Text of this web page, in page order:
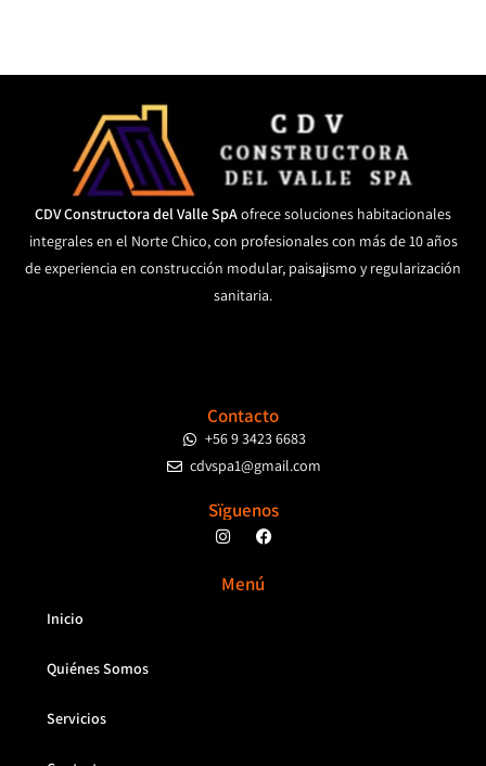
CDV Constructora del Valle SpAofrece soluciones habitacionales
integrales en el Norte Chico, con profesionales con más de 10 años
de experiencia en construcción modular, paisajismo y regularización
sanitaria.
Contacto
+56 9 3423 6683
cdvspa1@gmail.com
Sïguenos
Menú
Inicio
Quiénes Somos
Servicios